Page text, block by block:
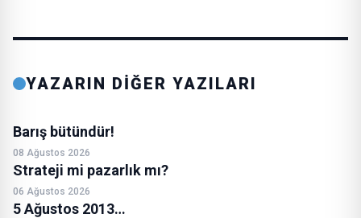
YAZARIN DİĞER YAZILARI
Barış bütündür!
08 Ağustos 2026
Strateji mi pazarlık mı?
06 Ağustos 2026
5 Ağustos 2013…